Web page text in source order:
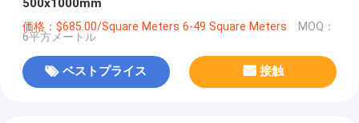
500x1000mm
価格：$685.00/Square Meters 6-49 Square Meters MOQ：
6平方メートル
ベストプライス 接触